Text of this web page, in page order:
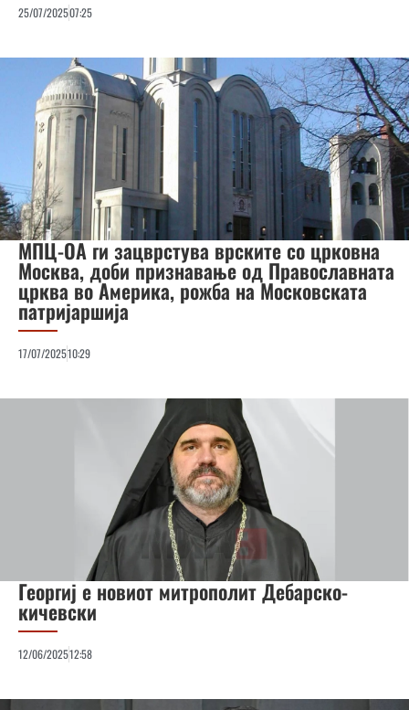
25/07/202507:25
МПЦ-ОА ги зацврстува врските со црковна
Москва, доби признавање од Православната
црква во Америка, рожба на Московската
патријаршија
17/07/202510:29
Георгиј е новиот митрополит Дебарско-
кичевски
12/06/202512:58